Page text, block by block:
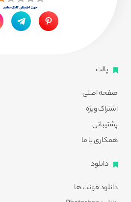
پالت
صفحه اصلی
اشتراک ویژه
پشتیبانی
همکاری با ما
دانلود
دانلود فونت ها